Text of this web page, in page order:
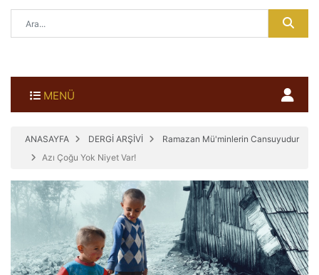
MENÜ
ANASAYFA DERGİ ARŞİVİ
Ramazan Mü'minlerin Cansuyudur
Azı Çoğu Yok Niyet Var!